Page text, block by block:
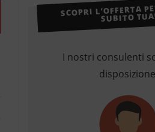
SCOPRI L’OFFERTA
SUBITO
I nostri consulenti